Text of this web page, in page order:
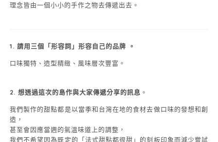
理念皆由一個小小的手作之物去傳遞出去。
1. 請用三個「形容詞」形容自己的品牌 。
口味獨特、造型精緻、風味層次豐富。
2. 想透過這次的島作與大家傳遞分享的訊息 。
我們製作的甜點都是以當季和台灣在地的食材去做口味的發想和創
造，
甚至會因應當週的氣溫味道上的調整，
我們不希望因為既定的「法式甜點都很甜」的刻板印象而減少嘗試